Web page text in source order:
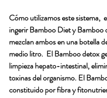
Cómo utilizamos este sistema,
ingerir Bamboo Diet y Bamboo
mezclan ambos en una botella
medio litro.  El Bamboo detox
limpieza hepato-intestinal,
toxinas del organismo. El
constituido por fibra y